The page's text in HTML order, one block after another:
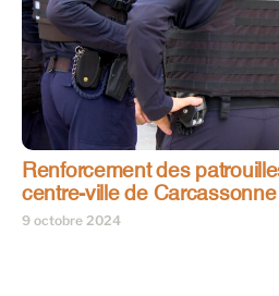
Renforcement des
centre-ville de Carcassonne
9 octobre 2024